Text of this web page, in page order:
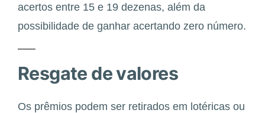
acertos entre 15 e 19 dezenas, além da
possibilidade de ganhar acertando zero número.
Resgate de valores
Os prêmios podem ser retirados em lotéricas ou